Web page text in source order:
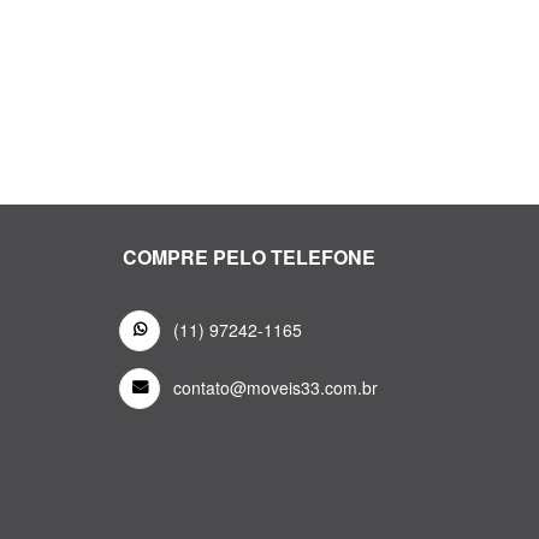
COMPRE PELO TELEFONE
(11) 97242-1165
contato@moveis33.com.br